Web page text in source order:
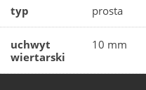
typ prosta
uchwyt
wiertarski
10 mm